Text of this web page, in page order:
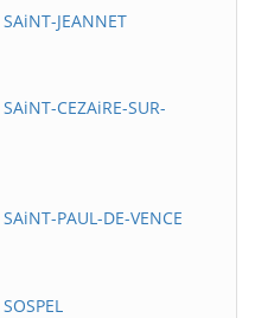
JEANNET
CEZAiRE-SUR-
PAUL-DE-VENCE